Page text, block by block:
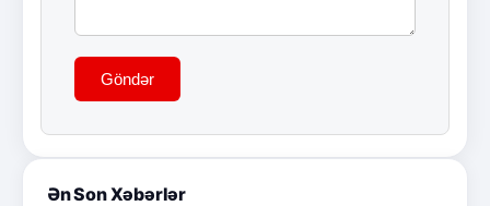
Göndər
Ən Son Xəbərlər